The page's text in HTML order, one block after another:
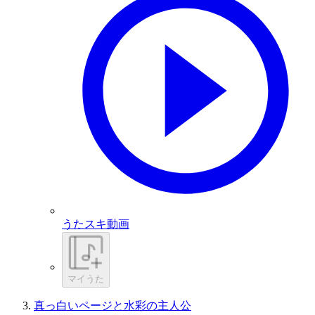
うたスキ動画
マイうた
真っ白いページと水彩の主人公